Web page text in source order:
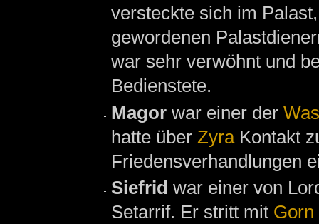
versteckte sich im
gewordenen
war sehr verwöhnt und
Bedienstete.
Magor war einer der
hatte über ZyraKontakt
Friedensverhandlungen
Siefrid war einer von
Setarrif. Er stritt mit Gorn